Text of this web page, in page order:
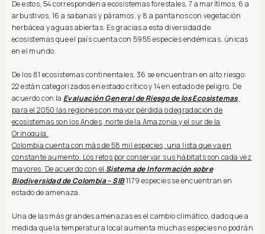
De estos, 54 corresponden a ecosistemas forestales, 7 a marítimos, 6 a
arbustivos, 16 a sabanas y páramos, y 8 a pantanos con vegetación
herbácea y aguas abiertas. Es gracias a esta diversidad de
ecosistemas que el país cuenta con 5955 especies endémicas, únicas
en el mundo.
De los 81 ecosistemas continentales, 36 se encuentran en alto riesgo:
22 están categorizados en estado crítico y 14 en estado de peligro. De
acuerdo con la Evaluación General de Riesgo de los Ecosistemas,
para el 2050 las regiones con mayor pérdida o degradación de
ecosistemas son los Andes, norte de la Amazonia y el sur de la
Orinoquia.
Colombia cuenta con más de 58 mil especies, una lista que va en
constante aumento. Los retos por conservar sus hábitats son cada vez
mayores. De acuerdo con el Sistema de Información sobre
Biodiversidad de Colombia – SIB1179 especies se encuentran en
estado de amenaza.
Una de las más grandes amenazas es el cambio climático, dado que a
medida que la temperatura local aumenta muchas especies no podrán